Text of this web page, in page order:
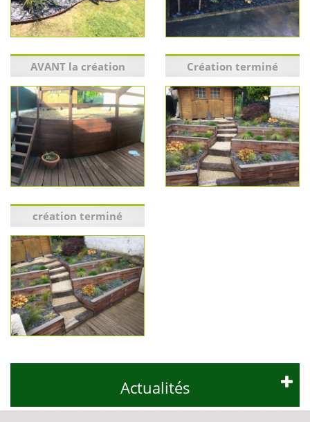
AVANT la création Création terminé
création terminé
Actualités